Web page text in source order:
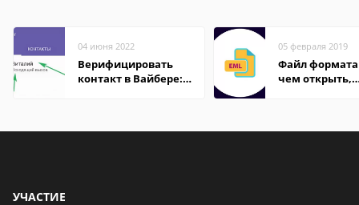
04 июня 2022
Верифицировать
контакт в Вайбере:
05 февраля 2019
Файл формата
чем открыть,
УЧАСТИЕ